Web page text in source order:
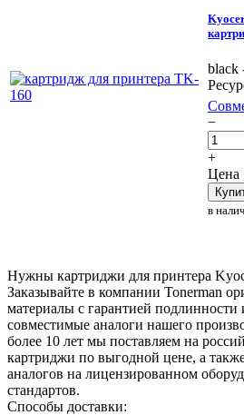
black
−
+
Цена
в
Нужны картриджи для принтера
Заказывайте в компании Tonerman
материалы с гарантией
совместимые аналоги нашего
более 10 лет мы поставляем на
картриджи по выгодной цене, а
аналогов на лицензированном
стандартов.
Способы доставки: